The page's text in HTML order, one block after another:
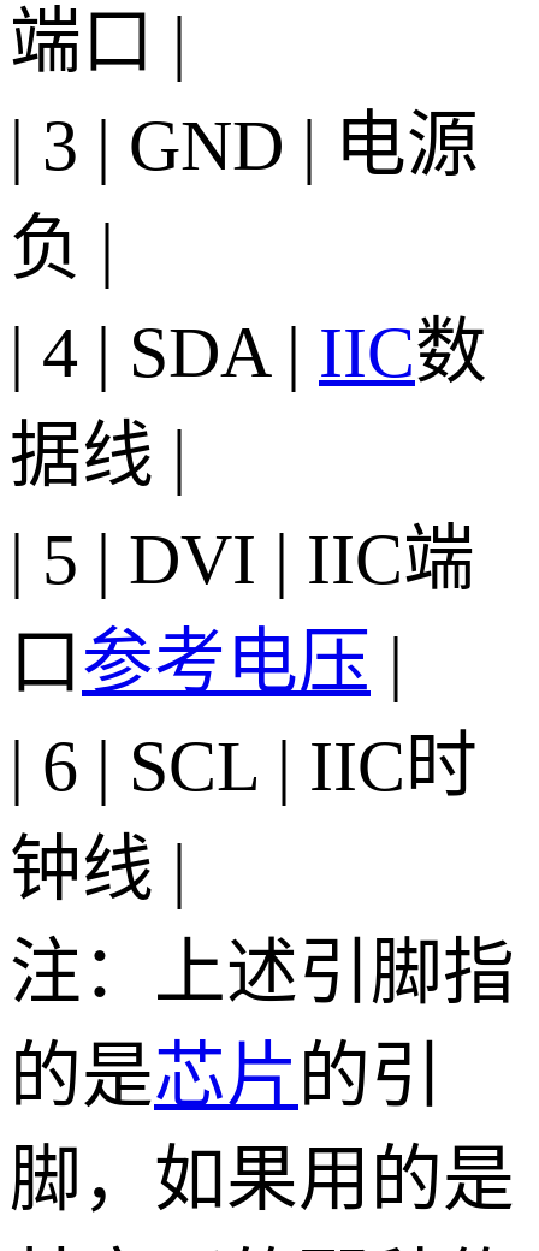
端口 |
| 3 | GND | 电源
负 |
| 4 | SDA | IIC数
据线 |
| 5 | DVI | IIC端
口 参考电压 |
| 6 | SCL | IIC时
钟线 |
注：上述引脚指
的是芯片的引
脚，如果用的是